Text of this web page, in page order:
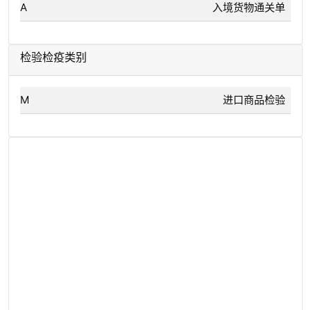
A 入境货物通关单
检验检疫类别
M 进口商品检验